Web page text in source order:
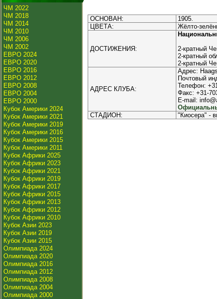
ЧМ 2022
ЧМ 2018
ЧМ 2014
ЧМ 2010
ЧМ 2006
ЧМ 2002
ЕВРО 2024
ЕВРО 2020
ЕВРО 2016
ЕВРО 2012
ЕВРО 2008
ЕВРО 2004
ЕВРО 2000
Кубок Америки 2024
Кубок Америки 2021
Кубок Америки 2019
Кубок Америки 2016
Кубок Америки 2015
Кубок Америки 2011
Кубок Африки 2025
Кубок Африки 2023
Кубок Африки 2021
Кубок Африки 2019
Кубок Африки 2017
Кубок Африки 2015
Кубок Африки 2013
Кубок Африки 2012
Кубок Африки 2010
Кубок Азии 2023
Кубок Азии 2019
Кубок Азии 2015
Олимпиада 2024
Олимпиада 2020
Олимпиада 2016
Олимпиада 2012
Олимпиада 2008
Олимпиада 2004
Олимпиада 2000
ОСНОВАН:
1905.
ЦВЕТА:
Жёлто-
ДОСТИЖЕНИЯ:
2-кратный
2-кратный
2-кратный
АДРЕС КЛУБА:
Адрес:
Почтовый
Телефон:
Факс: +31-
E-mail:
СТАДИОН:
"Киосера" -